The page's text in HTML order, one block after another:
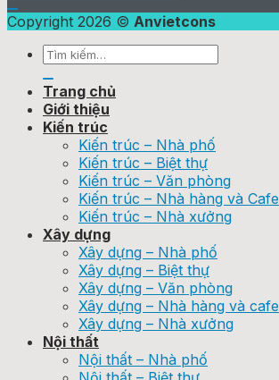
Copyright 2026 © Anvietcons
Trang chủ
Giới thiệu
Kiến trúc
Kiến trúc – Nhà phố
Kiến trúc – Biệt thự
Kiến trúc – Văn phòng
Kiến trúc – Nhà hàng và Cafe
Kiến trúc – Nhà xưởng
Xây dựng
Xây dựng – Nhà phố
Xây dựng – Biệt thự
Xây dựng – Văn phòng
Xây dựng – Nhà hàng và cafe
Xây dựng – Nhà xưởng
Nội thất
Nội thất – Nhà phố